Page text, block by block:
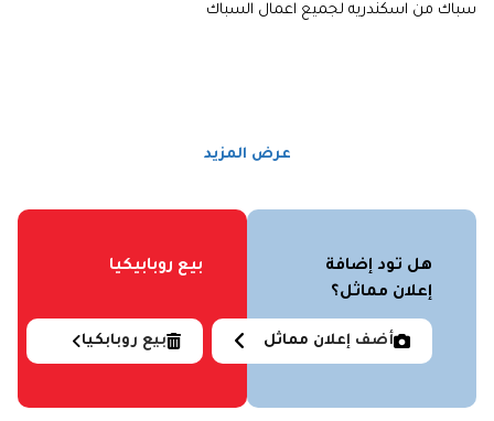
سباك من اسكندريه لجميع اعمال السباك
عرض المزيد
هل تود إضافة
إعلان مماثل؟
أضف إعلان مماثل
بيع روبابيكيا
بيع روبابكيا